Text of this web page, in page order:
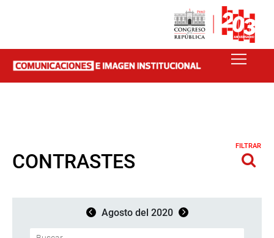
CONTRASTES
FILTRAR
Agosto del 2020